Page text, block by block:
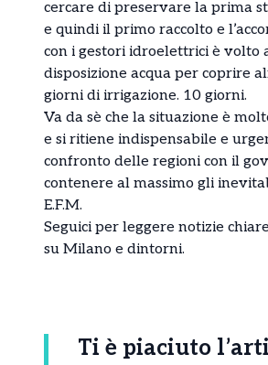
cercare di preservare la prima
e quindi il primo raccolto e
con i gestori idroelettrici è volto
disposizione acqua per coprire
giorni di irrigazione. 10 giorni.
Va da sè che la situazione è
e si ritiene indispensabile e
confronto delle regioni con il
contenere al massimo gli
E.F.M.
Seguici per leggere notizie
su Milano e dintorni.
Ti è piaciuto